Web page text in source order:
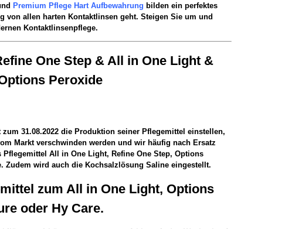
Premium Pflege Hart Aufbewahrung bilden ein perfektes
von allen harten Kontaktlinsen geht. Steigen Sie um und
Kontaktlinsenpflege.
One Step & All in One Light &
Peroxide
31.08.2022 die Produktion seiner Pflegemittel einstellen,
Markt verschwinden werden und wir häufig nach Ersatz
Pflegemittel All in One Light, Refine One Step, Options
Zudem wird auch die Kochsalzlösung Saline eingestellt.
zum All in One Light, Options
oder Hy Care.